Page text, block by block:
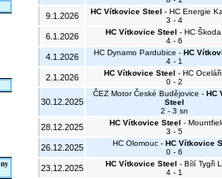
9.1.2026 HC Vítkovice Steel - HC Energie
3 - 4
6.1.2026 HC Vítkovice Steel - HC
4 - 6
4.1.2026 HC Dynamo Pardubice - HC
4 - 1
2.1.2026 HC Vítkovice Steel - HC
0 - 2
30.12.2025
ČEZ Motor České Budějovice - HC
Steel
2 - 3 sn
28.12.2025 HC Vítkovice Steel -
3 - 5
26.12.2025 HC Olomouc - HC Vítkovice
0 - 6
23.12.2025 HC Vítkovice Steel - Bílí Tygři
4 - 1